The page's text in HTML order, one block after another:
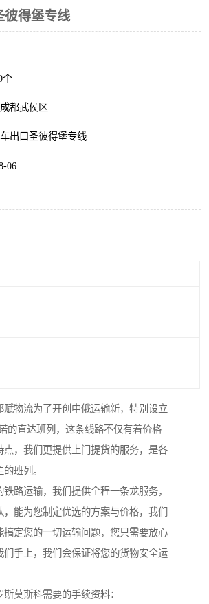
彼得堡专线
个
都武侯区
出口圣彼得堡专线
06
赋物流为了开创中俄运输新，特别设立
的直达班列，这条线路不仅有着价格
点，我们更提供上门提货的服务，是各
班列。
路运输，我们提供全程一条龙服务，
能为您制定优选的方案与价格，我们
搞定您的一切运输问题，您只需要放心
们手上，我们会保证将您的货物安全运
斯莫斯科需要的手续资料：